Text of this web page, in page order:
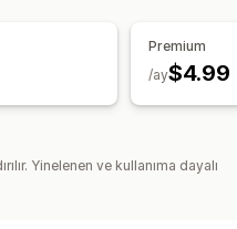
Premium
$4.99
/ay
Yinelenen ve kullanıma dayalı